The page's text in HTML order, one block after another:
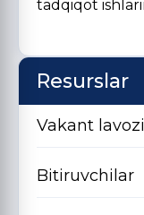
tadqiqot
Resurslar
Vakant
Bitiruvchilar